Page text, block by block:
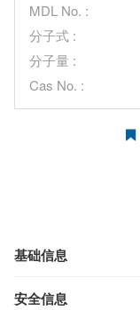
MDL No. :
分子式 :
分子量 :
Cas No. :
基础信息
安全信息